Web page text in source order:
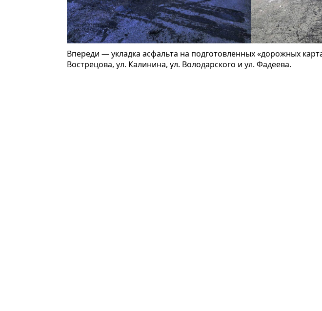
Впереди — укладка асфальта на подготовленных «дорожных
Вострецова, ул. Калинина, ул. Володарского и ул. Фадеева.